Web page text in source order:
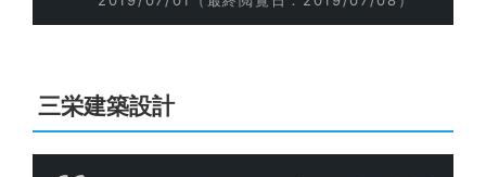
三栄建築設計